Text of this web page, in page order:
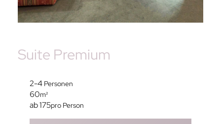
Suite Premium
2-4 Personen
60m²
ab 175pro Person